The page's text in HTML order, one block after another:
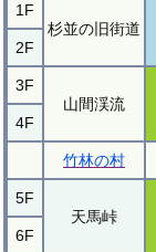
1F
杉並の旧街道
2F
3F
山間渓流
4F
竹林の村
5F
天馬峠
6F